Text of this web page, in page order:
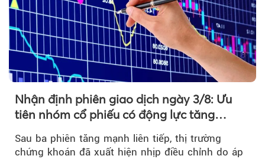
Nhận định phiên giao dịch ngày 3/8: Ưu
tiên nhóm cổ phiếu có động lực tăng
Sau ba phiên tăng mạnh liên tiếp, thị trường
chứng khoán đã xuất hiện nhịp điều chỉnh do áp